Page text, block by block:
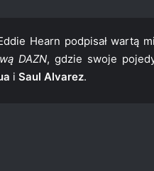
Hearn podpisał wartą
DAZN, gdzie swoje
i Saul Alvarez.